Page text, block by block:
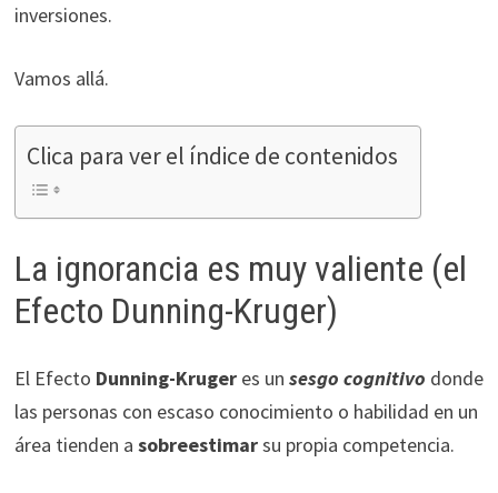
inversiones.
Vamos allá.
Clica para ver el índice de contenidos
La ignorancia es muy valiente (el
Efecto Dunning-Kruger)
El Efecto Dunning-Krugeres un sesgo cognitivo donde
las personas con escaso conocimiento o habilidad en un
área tienden a sobreestimarsu propia competencia.